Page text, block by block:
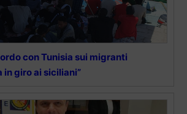
con Tunisia sui migranti
in giro ai siciliani”